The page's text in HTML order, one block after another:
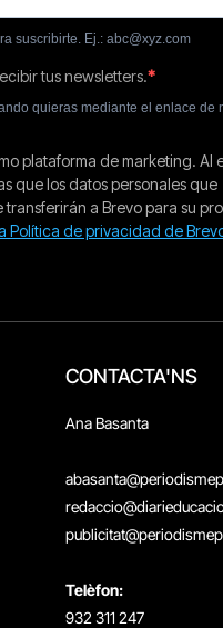
CONTACTA'NS
Ana Basanta
Telèfon:
932 311 247